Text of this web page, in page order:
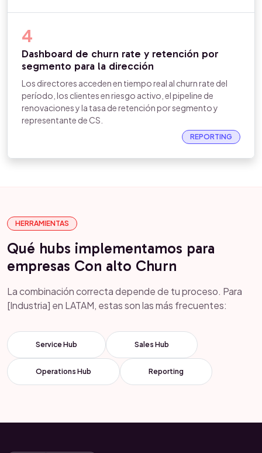
4
Dashboard de churn rate y retención por
segmento para la dirección
Los directores acceden en tiempo real al churn rate del
período, los clientes en riesgo activo, el pipeline de
renovaciones y la tasa de retención por segmento y
representante de CS.
REPORTING
HERRAMIENTAS
Qué hubs implementamos para
empresas Con alto Churn
La combinación correcta depende de tu proceso. Para
[Industria] en LATAM, estas son las más frecuentes:
Service Hub Sales Hub
Operations Hub Reporting